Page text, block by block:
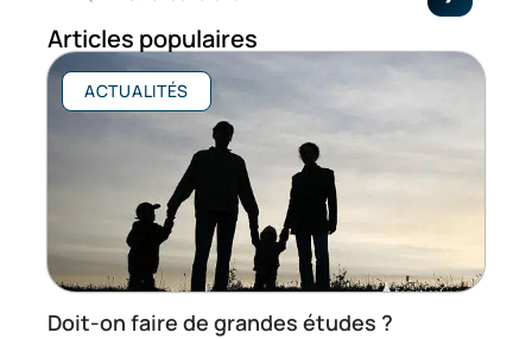
Articles populaires
ACTUALITÉS
Doit-on faire de grandes études ?